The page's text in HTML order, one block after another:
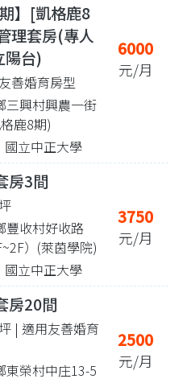
期】[凱格鹿8
理套房(專人
陽台)
善婚育房型
三興村興農一街
鹿8期)
立中正大學
6000
元/月
房3間
豐收村好收路
）(萊茵學院)
立中正大學
3750
元/月
房20間
| 適用友善婚育
東榮村中庄13-5
2500
元/月